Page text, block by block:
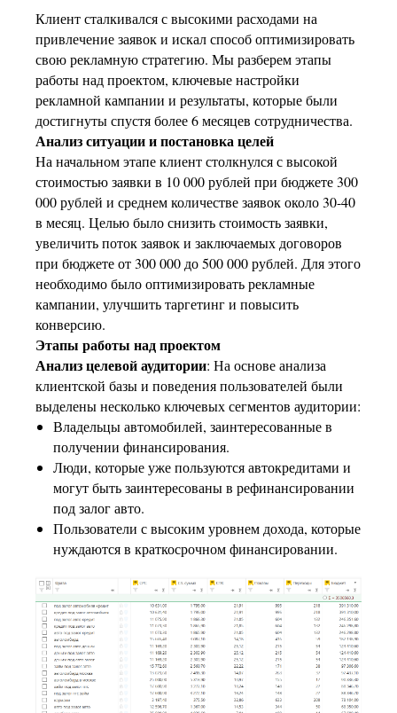
Клиент сталкивался с высокими расходами на
привлечение заявок и искал способ оптимизировать
свою рекламную стратегию. Мы разберем этапы
работы над проектом, ключевые настройки
рекламной кампании и результаты, которые были
достигнуты спустя более 6 месяцев сотрудничества.
Анализ ситуации и постановка целей
На начальном этапе клиент столкнулся с высокой
стоимостью заявки в 10 000 рублей при бюджете 300
000 рублей и среднем количестве заявок около 30-40
в месяц. Целью было снизить стоимость заявки,
увеличить поток заявок и заключаемых договоров
при бюджете от 300 000 до 500 000 рублей. Для этого
необходимо было оптимизировать рекламные
кампании, улучшить таргетинг и повысить
конверсию.
Этапы работы над проектом
Анализ целевой аудитории: На основе анализа
клиентской базы и поведения пользователей были
выделены несколько ключевых сегментов аудитории:
Владельцы автомобилей, заинтересованные в
получении финансирования.
Люди, которые уже пользуются автокредитами и
могут быть заинтересованы в рефинансировании
под залог авто.
Пользователи с высоким уровнем дохода, которые
нуждаются в краткосрочном финансировании.